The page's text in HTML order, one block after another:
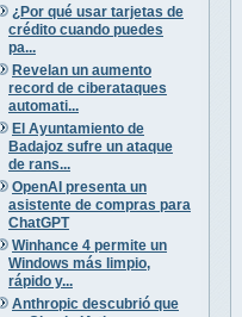
¿Por qué usar tarjetas de
crédito cuando puedes
pa...
Revelan un aumento
record de ciberataques
automati...
El Ayuntamiento de
Badajoz sufre un ataque
de rans...
OpenAI presenta un
asistente de compras para
ChatGPT
Winhance 4 permite un
Windows más limpio,
rápido y...
Anthropic descubrió que